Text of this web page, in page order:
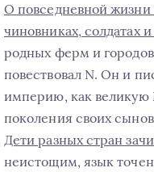
О повседневной жизни
чиновниках, солдатах
родных ферм и
повествовал N. Он и
империю, как великую
поколения своих
Дети разных стран
неистощим, язык